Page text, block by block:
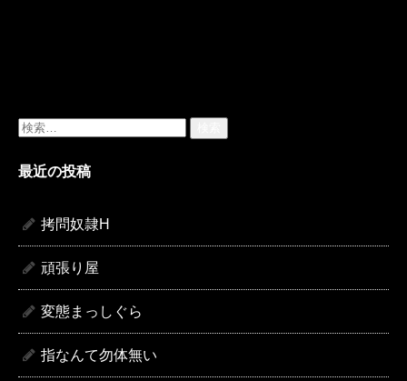
検
最近の投稿
拷問奴隷H
頑張り屋
変態まっしぐら
指なんて勿体無い